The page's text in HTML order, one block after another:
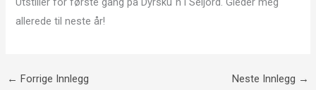
allerede til neste år!
← Forrige Innlegg Neste Innlegg →